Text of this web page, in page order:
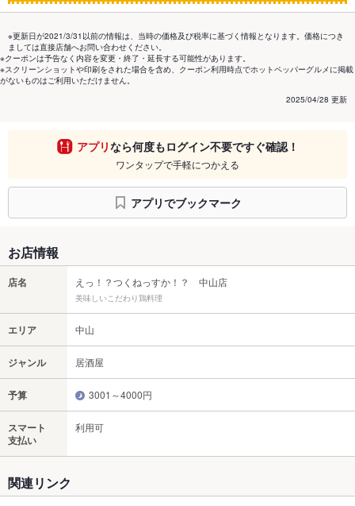
※更新日が2021/3/31以前の情報は、当時の価格及び税率に基づく情報となります。価格につき
ましては直接店舗へお問い合わせください。
※クーポンは予告なく内容を変更・終了・延長する可能性があります。
※スクリーンショットや印刷をされた場合を含め、クーポン利用時点でホットペッパーグルメに掲載
がないものはご利用いただけません。
2025/04/28 更新
アプリなら何度もログイン不要ですぐ確認！
ワンタップで手軽につかえる
アプリでブックマーク
お店情報
店名 えっ！？つくねっすか！？ 中山店
美味しいこだわり鶏料理
エリア 中山
ジャンル 居酒屋
予算 3001～4000円
スマート
支払い
利用可
関連リンク